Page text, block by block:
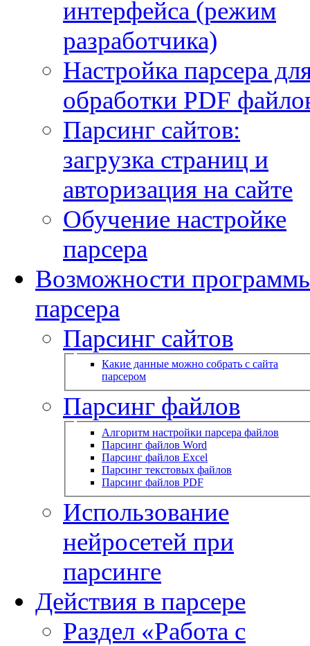
интерфейса (режим
разработчика)
Настройка парсера
обработки PDF
Парсинг сайтов:
загрузка страниц и
авторизация на сайте
Обучение настройке
парсера
Возможности
парсера
Парсинг сайтов
Какие данные можно собрать с сайта
парсером
Парсинг файлов
Алгоритм настройки парсера файлов
Парсинг файлов Word
Парсинг файлов Excel
Парсинг текстовых файлов
Парсинг файлов PDF
Использование
нейросетей при
парсинге
Действия в парсере
Раздел «Работа с